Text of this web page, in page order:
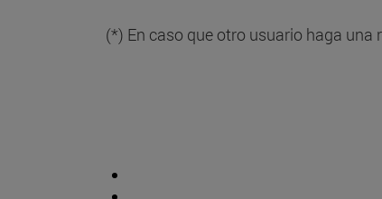
(*) En caso que otro usuario haga